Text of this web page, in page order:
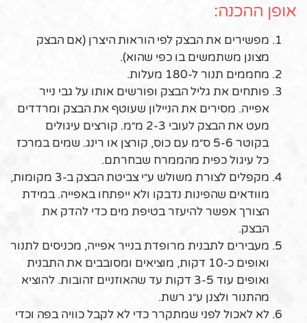
אופן ההכנה:
מפשירים את הבצק לפי הוראות היצרן (אם הבצק
מצונן משתמשים בו כפי שהוא).
מחממים תנור ל-180 מעלות.
פותחים את גליל הבצק ופורשים אותו על גבי נייר
אפייה. מסירים את הניילון שעוטף את הבצק ומרדדים
מעט את הבצק לעובי 2-3 מ״מ. קורצים עיגולים
בקוטר 5-6 ס״מ עם כוס, קורצן או רינג. שמים במרכז
כל עיגול כפית מהממרח שבחרתם.
מקפלים לצורת משולש ע״י צביטת הבצק ב-3 מקומות,
מוודאים שהפינות נדבקו ולא ייפתחו באפייה. במידת
הצורך אפשר להיעזר בטיפת מים כדי להדק את
הבצק.
מעבירים לתבנית מרופדת בנייר אפייה, מכניסים לתנור
ואופים כ-10 דקות, מוציאים ומסובבים את התבנית
ואופים עוד 3-5 דקות עד שהאוזניים זהובות. להוציא
מהתנור ולצנן ע״ג רשת.
לא לאכול לפני שמתקרר כדי לא לקבל כוויה בפה וכדי